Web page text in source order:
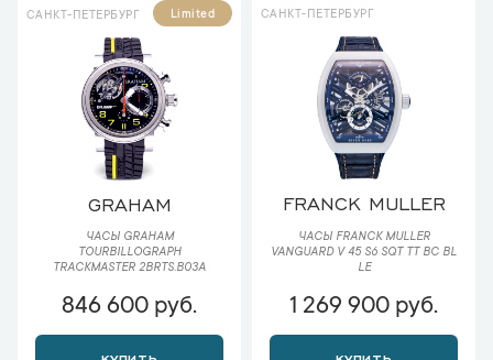
САНКТ-ПЕТЕРБУРГ Limited
GRAHAM
ЧАСЫ GRAHAM
TOURBILLOGRAPH
TRACKMASTER 2BRTS.B03A
846 600 руб.
КУПИТЬ
САНКТ-ПЕТЕРБУРГ
FRANCK MULLER
ЧАСЫ FRANCK MULLER
VANGUARD V 45 S6 SQT TT BC BL
LE
1 269 900 руб.
КУПИТЬ